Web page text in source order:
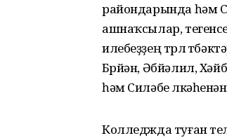
райондарында һәм
ашнаҡсылар,
илебеҙҙең төрлө
Бөрйән, Әбйәлил,
һәм Силәбе
Колледжда туған